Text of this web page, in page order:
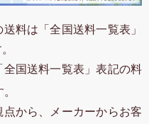
料は「全国送料一覧表」
国送料一覧表」表記の料
から、メーカーからお客